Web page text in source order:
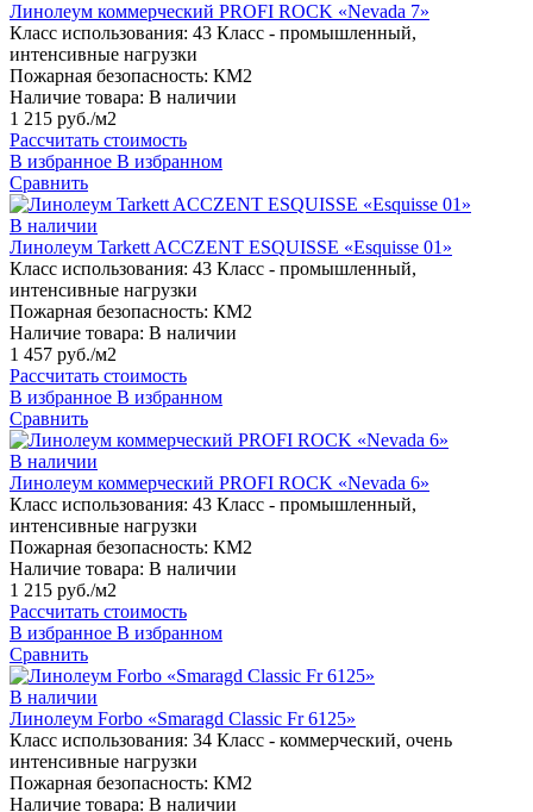
Линолеум коммерческий PROFI ROCK «Nevada 7»
Класс использования: 43 Класс - промышленный,
интенсивные нагрузки
Пожарная безопасность: КМ2
Наличие товара: В наличии
1 215 руб./м2
Рассчитать стоимость
В избранное В избранном
Сравнить
В наличии
Линолеум Tarkett ACCZENT ESQUISSE «Esquisse 01»
Класс использования: 43 Класс - промышленный,
интенсивные нагрузки
Пожарная безопасность: КМ2
Наличие товара: В наличии
1 457 руб./м2
Рассчитать стоимость
В избранное В избранном
Сравнить
В наличии
Линолеум коммерческий PROFI ROCK «Nevada 6»
Класс использования: 43 Класс - промышленный,
интенсивные нагрузки
Пожарная безопасность: КМ2
Наличие товара: В наличии
1 215 руб./м2
Рассчитать стоимость
В избранное В избранном
Сравнить
В наличии
Линолеум Forbo «Smaragd Classic Fr 6125»
Класс использования: 34 Класс - коммерческий, очень
интенсивные нагрузки
Пожарная безопасность: КМ2
Наличие товара: В наличии